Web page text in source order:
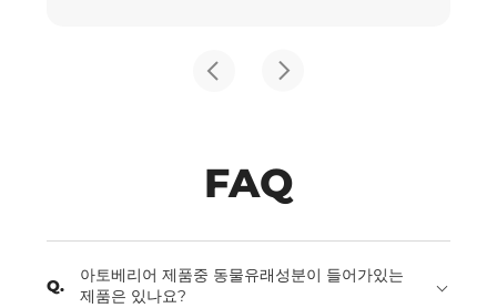
저렴하게 구매 할수있을때
쟁이게 되는 그런 제품중
FAQ
아토베리어 제품중 동물유래성분이 들어가있는
제품은 있나요?